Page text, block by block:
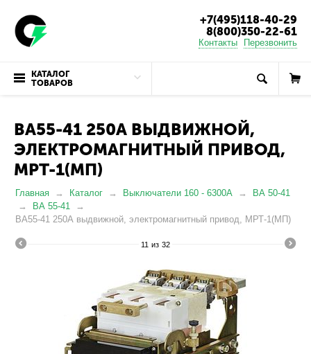
+7(495)118-40-29
8(800)350-22-61
Контакты Перезвонить
КАТАЛОГ
ТОВАРОВ
ВА55-41 250А ВЫДВИЖНОЙ,
ЭЛЕКТРОМАГНИТНЫЙ ПРИВОД,
МРТ-1(МП)
Главная Каталог Выключатели 160 - 6300А
ВА 50-41
ВА 55-41
ВА55-41 250А выдвижной, электромагнитный привод, МРТ-1(МП)
11 из 32